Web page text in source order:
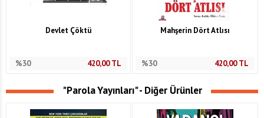
Devlet Çöktü
%30 420,00TL
Mahşerin Dört Atlısı
%30 420,00TL
"Parola Yayınları" - Diğer Ürünler